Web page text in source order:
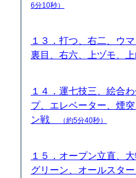
6分10秒）
１３．打つ、右二、ウ
裏目、右六、上ヅモ、
１４．運七技三、絵合
プ、エレベーター、煙
ン戦
（約5分40秒）
１５．オープン立直、
グリーン、オールスタ